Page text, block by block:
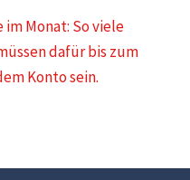
im Monat: So viele
dafür bis zum
Konto sein.